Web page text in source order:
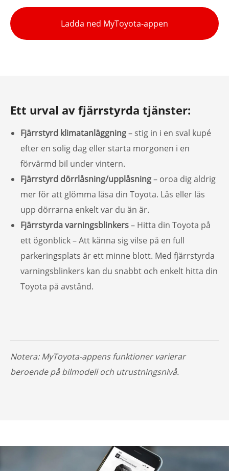
Ladda ned MyToyota-appen
Ett urval av fjärrstyrda tjänster:
Fjärrstyrd klimatanläggning– stig in i en sval kupé
efter en solig dag eller starta morgonen i en
förvärmd bil under vintern.
Fjärrstyrd dörrlåsning/upplåsning– oroa dig aldrig
mer för att glömma låsa din Toyota. Lås eller lås
upp dörrarna enkelt var du än är.
Fjärrstyrda varningsblinkers– Hitta din Toyota på
ett ögonblick – Att känna sig vilse på en full
parkeringsplats är ett minne blott. Med fjärrstyrda
varningsblinkers kan du snabbt och enkelt hitta din
Toyota på avstånd.
Notera: MyToyota-appens funktioner varierar
beroende på bilmodell och utrustningsnivå.